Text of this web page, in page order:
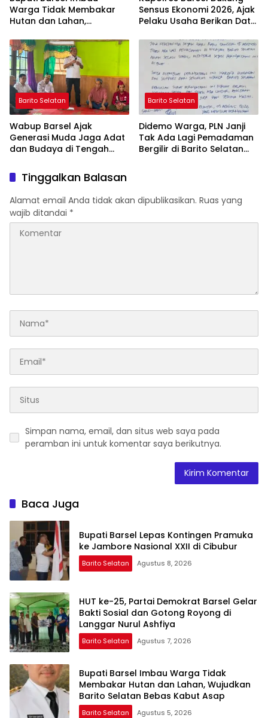
Warga Tidak Membakar
Hutan dan Lahan,
Bebas Kabut Asap
Sensus Ekonomi 2026, Ajak
Pelaku Usaha Berikan Data
Barito Selatan
Wabup Barsel Ajak
Generasi Muda Jaga Adat
dan Budaya di Tengah
Barito Selatan
Didemo Warga, PLN Janji
Tak Ada Lagi Pemadaman
Bergilir di Barito Selatan
Tinggalkan Balasan
Alamat email Anda tidak akan dipublikasikan. Ruas yang
wajib ditandai *
Simpan nama, email, dan situs web saya pada
peramban ini untuk komentar saya berikutnya.
Baca Juga
Bupati Barsel Lepas Kontingen Pramuka
ke Jambore Nasional XXII di Cibubur
Barito Selatan Agustus 8, 2026
HUT ke-25, Partai Demokrat Barsel Gelar
Bakti Sosial dan Gotong Royong di
Langgar Nurul Ashfiya
Barito Selatan Agustus 7, 2026
Bupati Barsel Imbau Warga Tidak
Membakar Hutan dan Lahan, Wujudkan
Barito Selatan Bebas Kabut Asap
Barito Selatan Agustus 5, 2026